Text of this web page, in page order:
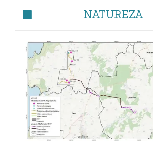
NATUREZA